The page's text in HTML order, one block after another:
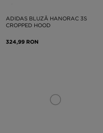
ADIDAS BLUZĂ HANORAC 3S
CROPPED HOOD
324,99 RON